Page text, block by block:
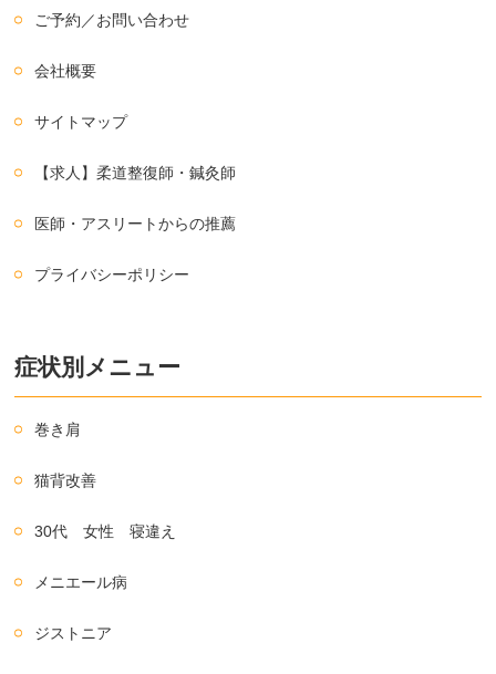
ご予約／お問い合わせ
会社概要
サイトマップ
【求人】柔道整復師・鍼灸師
医師・アスリートからの推薦
プライバシーポリシー
症状別メニュー
巻き肩
猫背改善
30代 女性 寝違え
メニエール病
ジストニア